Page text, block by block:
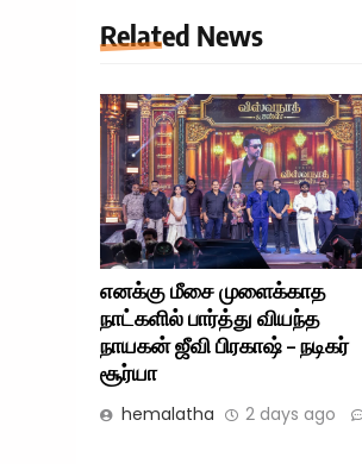
Related News
எனக்கு மீசை முளைக்காத
நாட்களில் பார்த்து வியந்த
நாயகன் ஜீவி பிரகாஷ் – நடிகர்
சூர்யா
hemalatha 2 days ago